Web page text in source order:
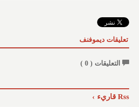
تعليقات ديموفنف
التعليقات ( 0
)
Rss قاريء